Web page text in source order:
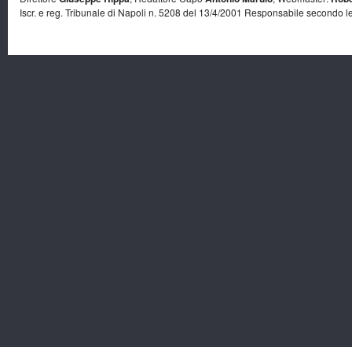
Iscr. e reg. Tribunale di Napoli n. 5208 del 13/4/2001 Responsabile secondo